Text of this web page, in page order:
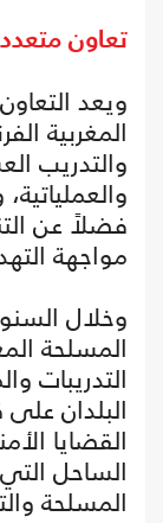
تعاون متعدد
ويعد
المغربية
والتدريب
فضلاً عن
مواجهة
وخلال
المسلحة
التدريبات
البلدان
القضايا
الساحل
المسلحة